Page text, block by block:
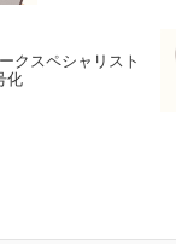
クスペシャリスト
化